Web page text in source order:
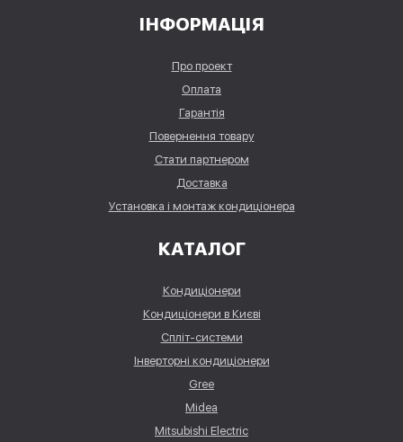
ІНФОРМАЦІЯ
Про проект
Оплата
Гарантія
Повернення товару
Стати партнером
Доставка
Установка і монтаж кондиціонера
КАТАЛОГ
Кондиціонери
Кондиціонери в Києві
Спліт-системи
Інверторні кондиціонери
Gree
Midea
Mitsubishi Electric